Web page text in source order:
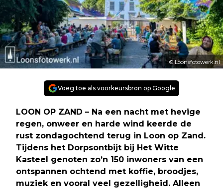
© Loonsfotowerk.nl
Voeg toe als voorkeursbron op Google
LOON OP ZAND – Na een nacht met hevige
regen, onweer en harde wind keerde de
rust zondagochtend terug in Loon op Zand.
Tijdens het Dorpsontbijt bij Het Witte
Kasteel genoten zo’n 150 inwoners van een
ontspannen ochtend met koffie, broodjes,
muziek en vooral veel gezelligheid. Alleen